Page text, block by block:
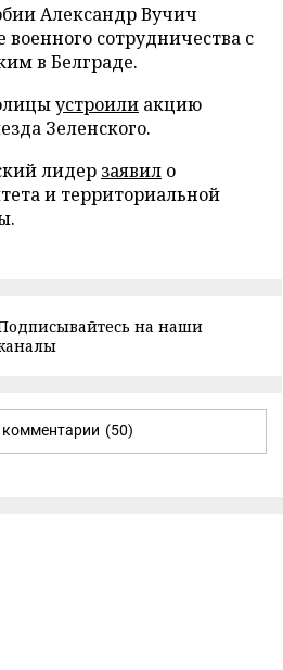
Александр Вучич
военного сотрудничества с
в Белграде.
устроили акцию
Зеленского.
лидер заявил о
и территориальной
на наши
комментарии (50)